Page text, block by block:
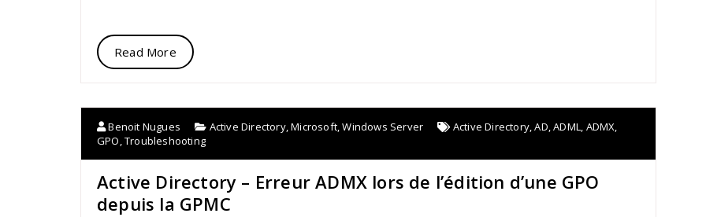
Read More
Benoit Nugues Active Directory,Microsoft,Windows Server Active Directory,AD,ADML, ADMX,
GPO,Troubleshooting
Active Directory – Erreur ADMX lors de l’édition d’une GPO
depuis la GPMC